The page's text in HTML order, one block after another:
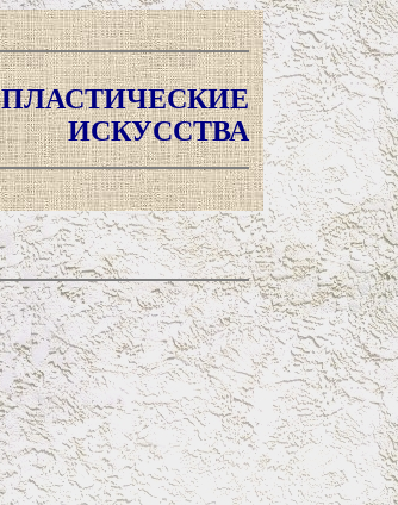
ПЛАСТИЧЕСКИЕ
ИСКУССТВА